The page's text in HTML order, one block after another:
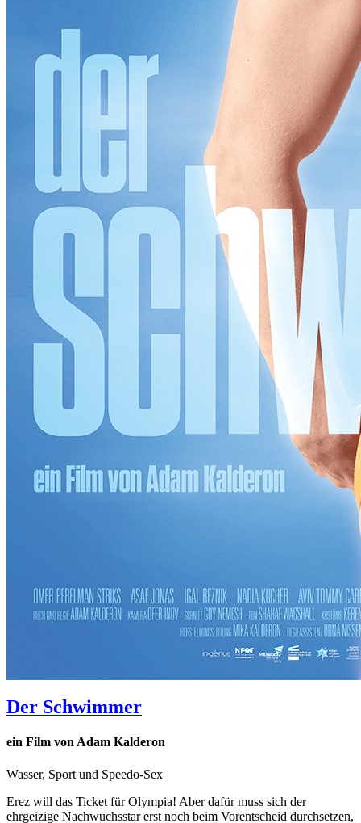
Der Schwimmer
ein Film von Adam Kalderon
Wasser, Sport und Speedo-Sex
Erez will das Ticket für Olympia! Aber dafür muss sich der
ehrgeizige Nachwuchsstar erst noch beim Vorentscheid durchsetzen,